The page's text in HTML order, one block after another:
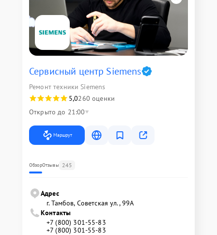
Сервисный центр Siemens
Ремонт техники Siemens
5,0260 оценки
Открыто до 21:00
Маршрут
ОбзорОтзывы 245
Адрес
г. Тамбов, Советская ул., 99А
Контакты
+7 (800) 301-55-83
+7 (800) 301-55-83